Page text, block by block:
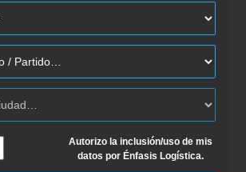
Autorizo la inclusión/uso de mis
datos por Énfasis Logística.